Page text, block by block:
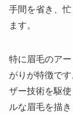
手間を省き、
ます。
特に眉毛のア
がりが特徴で
ザー技術を駆
ルな眉毛を描き